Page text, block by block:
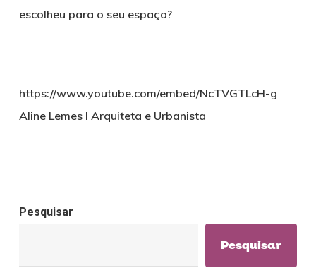
escolheu para o seu espaço?
https://www.youtube.com/embed/NcTVGTLcH-g
Aline Lemes l Arquiteta e Urbanista
Pesquisar
Pesquisar